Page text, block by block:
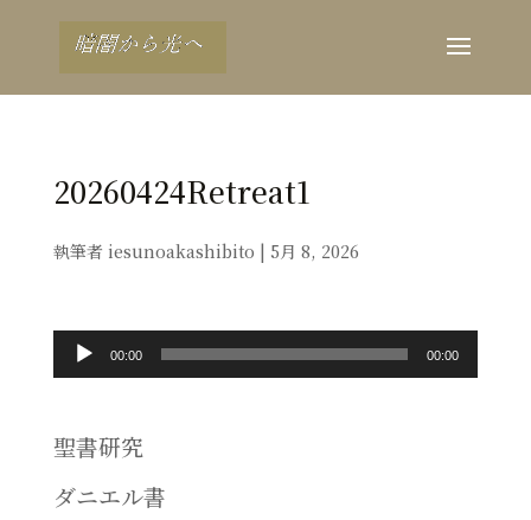
20260424Retreat1
執筆者 iesunoakashibito | 5月 8, 2026
声
レ
ー
00:00 00:00
聖書研究
ダニエル書